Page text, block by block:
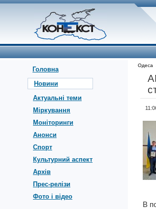
Головна
Новини
Актуальні теми
Міркування
Моніторинги
Анонси
Спорт
Культурний аспект
Архів
Прес-релізи
Фото і відео
Одеса
В